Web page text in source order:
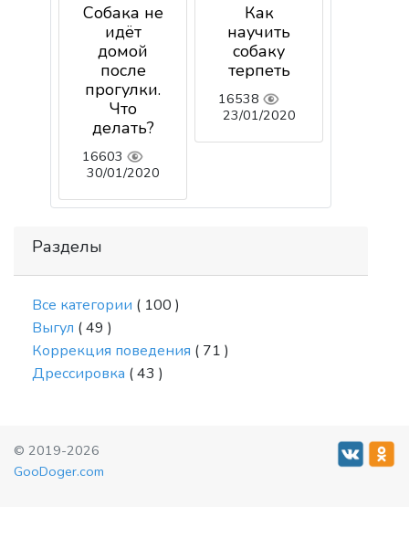
Собака не
идёт
домой
после
прогулки.
Что
делать?
16603
30/01/2020
Как
научить
собаку
терпеть
16538
23/01/2020
Разделы
Все категории ( 100 )
Выгул ( 49 )
Коррекция поведения ( 71 )
Дрессировка ( 43 )
© 2019-2026
GooDoger.com